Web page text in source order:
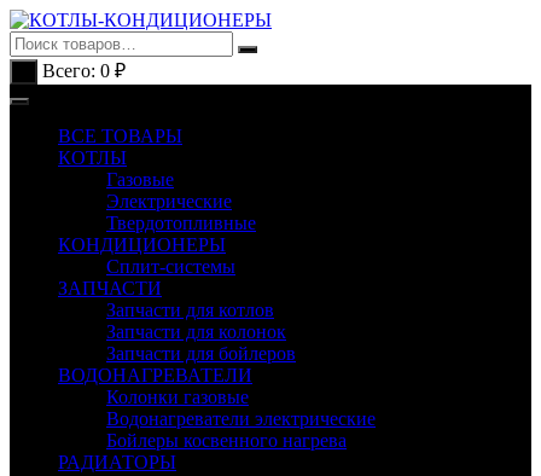
Перейти
к
содержимому
Всего: 0 ₽
ВСЕ ТОВАРЫ
КОТЛЫ
Газовые
Электрические
Твердотопливные
КОНДИЦИОНЕРЫ
Сплит-системы
ЗАПЧАСТИ
Запчасти для котлов
Запчасти для колонок
Запчасти для бойлеров
ВОДОНАГРЕВАТЕЛИ
Колонки газовые
Водонагреватели электрические
Бойлеры косвенного нагрева
РАДИАТОРЫ